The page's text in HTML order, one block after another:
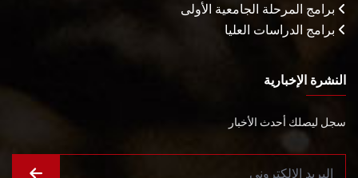
برامج المرحلة الجامعية الأولى
برامج الدراسات العليا
النشرة الإخبارية
سجل ليصلك أحدث الأخبار